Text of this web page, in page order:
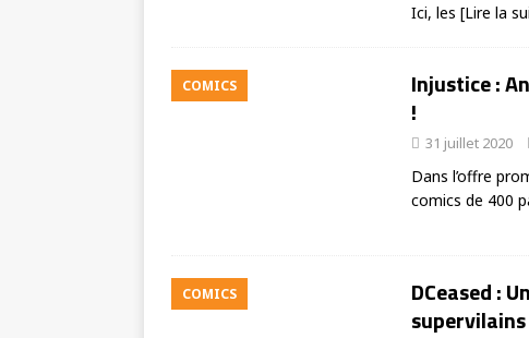
Ici, les [Lire la
COMICS
Injustice :
!
31 juillet 2020
Dans l’offre
comics de 400
COMICS
DCeased :
supervilains